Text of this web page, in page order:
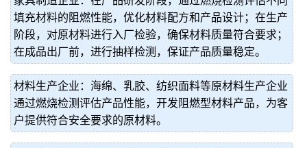
填充材料的阻燃性能，优化材料配方和产品设计；在生产
阶段，对原材料进行入厂检验，确保材料质量符合要求；
在成品出厂前，进行抽样检测，保证产品质量稳定。
材料生产企业：海绵、乳胶、纺织面料等原材料生产企业
通过燃烧检测评估产品性能，开发阻燃型材料产品，为客
户提供符合安全要求的原材料。